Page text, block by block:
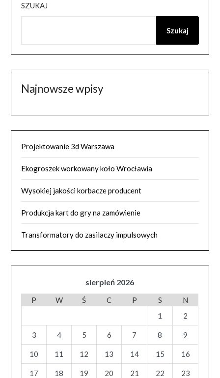
SZUKAJ
Szukaj
Najnowsze wpisy
Projektowanie 3d Warszawa
Ekogroszek workowany koło Wrocławia
Wysokiej jakości korbacze producent
Produkcja kart do gry na zamówienie
Transformatory do zasilaczy impulsowych
sierpień 2026
P W Ś C P S
N
1
2
3 4 5 6 7 8 9
10 11 12 13 14 15 16
17 18 19 20 21 22 23